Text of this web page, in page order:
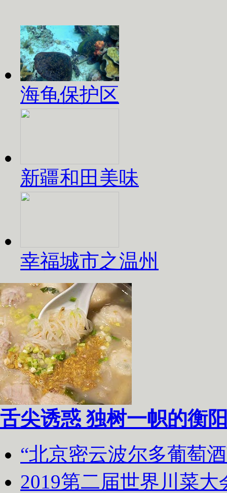
海龟保护区
新疆和田美味
幸福城市之温州
舌尖诱惑 独树一帜的衡
“北京密云波尔多葡萄
2019第二届世界川菜